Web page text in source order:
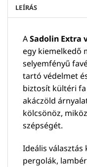
LEÍRÁS
ASadolin Extra
egy kiemelkedő
selyemfényű
tartó védelmet
biztosít kültéri
akáczöld
kölcsönöz,
szépségét.
Ideális
pergolák,